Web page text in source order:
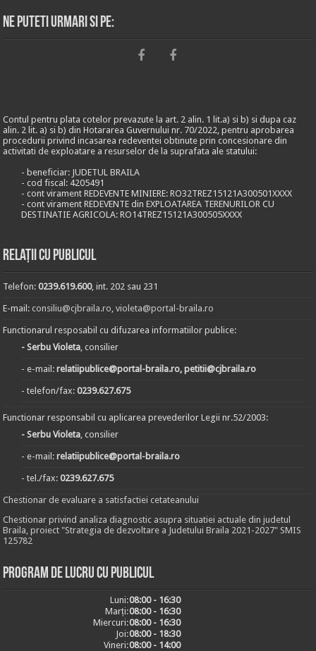
Ne puteti urmari si pe:
Contul pentru plata cotelor prevazute la art. 2 alin. 1 lit.a) si b) si dupa caz
alin. 2 lit. a) si b) din Hotararea Guvernului nr. 70/2022, pentru aprobarea
procedurii privind incasarea redeventei obtinute prin concesionare din
activitati de exploatare a resurselor de la suprafata ale statului:
- beneficiar: JUDETUL BRAILA
- cod fiscal: 4205491
- cont virament REDEVENTE MINIERE: RO32TREZ15121A300501XXXX
- cont virament REDEVENTE din EXPLOATAREA TERENURILOR CU
DESTINATIE AGRICOLA: RO14TREZ15121A300505XXXX
Relații cu publicul
Telefon:0239.619.600, int. 202 sau 231
E-mail:consiliu@cjbraila.ro,violeta@portal-braila.ro
Functionarul resposabil cu difuzarea informatiilor publice:
- Serbu Violeta, consilier
- e-mail:relatiipublice@portal-braila.ro, petitii@cjbraila.ro
- telefon/fax:0239.627.675
Functionar responsabil cu aplicarea prevederilor Legii nr.52/2003:
- Serbu Violeta, consilier
- e-mail:relatiipublice@portal-braila.ro
- tel./fax:0239.627.675
Chestionar de evaluare a satisfactiei cetateanului
Chestionar privind analiza diagnostic asupra situatiei actuale din judetul
Braila, proiect "Strategia de dezvoltare a Judetului Braila 2021-2027" SMIS
125782
Program de lucru cu publicul
Luni:08:00 - 16:30
Marți:08:00 - 16:30
Miercuri:08:00 - 16:30
Joi:08:00 - 18:30
Vineri:08:00 - 14:00